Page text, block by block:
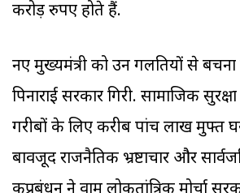
करोड़ रुपए होते हैं.
नए मुख्यमंत्री को उन गलतियों से
पिनाराई सरकार गिरी. सामाजिक
गरीबों के लिए करीब पांच लाख मुफ्त
बावजूद राजनैतिक भ्रष्टाचार और